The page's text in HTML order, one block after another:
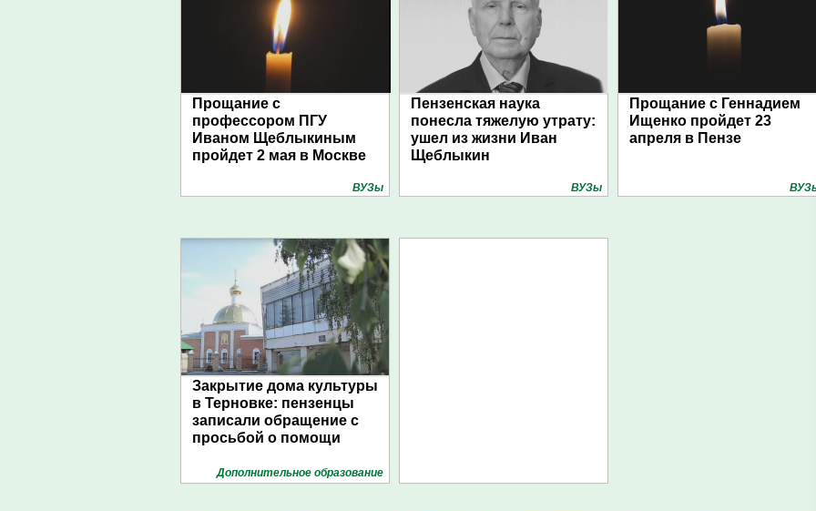
Прощание с
профессором ПГУ
Иваном Щеблыкиным
пройдет 2 мая в Москве
ВУЗы
Пензенская наука
понесла тяжелую утрату:
ушел из жизни Иван
Щеблыкин
ВУЗы
Прощание с Геннадием
Ищенко пройдет 23
апреля в Пензе
Закрытие дома культуры
в Терновке: пензенцы
записали обращение с
просьбой о помощи
Дополнительное образование